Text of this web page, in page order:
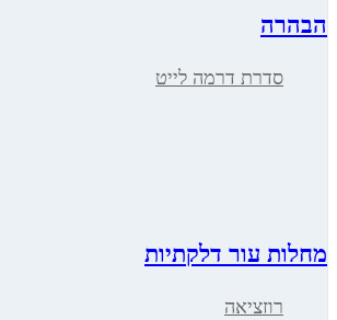
הבהרה
סדרת דרמה לייט
מחלות עור דלקתיות
רוזציאה